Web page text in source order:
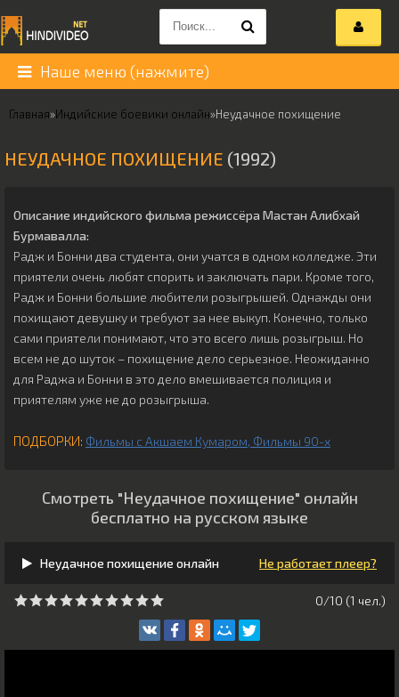
Наше меню (нажмите)
Главная»Индийские боевики онлайн»Неудачное похищение
НЕУДАЧНОЕ ПОХИЩЕНИЕ (1992)
Описание индийского фильма режиссёра Мастан Алибхай
Бурмавалла:
Радж и Бонни два студента, они учатся в одном колледже. Эти
приятели очень любят спорить и заключать пари. Кроме того,
Радж и Бонни большие любители розыгрышей. Однажды они
похищают девушку и требуют за нее выкуп. Конечно, только
сами приятели понимают, что это всего лишь розыгрыш. Но
всем не до шуток – похищение дело серьезное. Неожиданно
для Раджа и Бонни в это дело вмешивается полиция и
приятелям уже не до розыгрыша.
ПОДБОРКИ: Фильмы с Акшаем Кумаром Фильмы 90-х
Смотреть "Неудачное похищение" онлайн
бесплатно на русском языке
Неудачное похищение онлайн Не работает плеер?
0/10 (1 чeл.)